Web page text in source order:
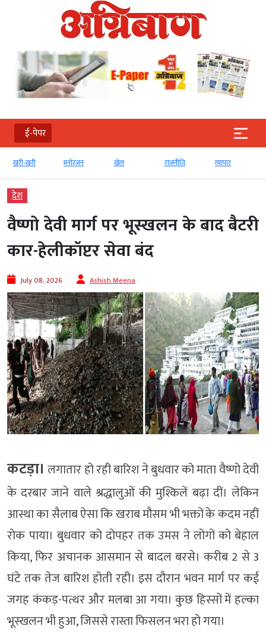
ई-पेपर
खरी-खरी मनोरंजन खेल राजनीति व्‍यापार
देश
वैष्णो देवी मार्ग पर भूस्खलन के बाद बैटरी
कार-हेलीकॉप्टर सेवा बंद
July 08, 2026 Ashish Meena
कटड़ा। लगातार हो रही बारिश ने बुधवार को माता वैष्णो देवी
के दरबार जाने वाले श्रद्धालुओं की मुश्किलें बढ़ा दीं। लेकिन
आस्था का सैलाब ऐसा कि खराब मौसम भी भक्तों के कदम नहीं
रोक पाया। बुधवार को दोपहर तक उमस ने लोगों को बेहाल
किया, फिर अचानक आसमान से बादल बरसे। करीब 2 से 3
घंटे तक तेज बारिश होती रही। इस दौरान भवन मार्ग पर कई
जगह कंकड़-पत्थर और मलबा आ गया। कुछ हिस्सों में हल्का
भूस्खलन भी हुआ, जिससे रास्ता फिसलन भरा हो गया।